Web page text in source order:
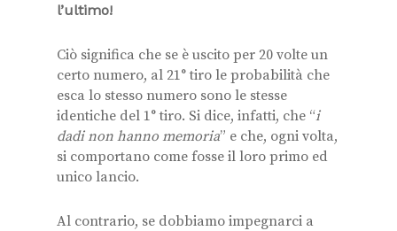
l’ultimo!
Ciò significa che se è uscito per 20 volte un
certo numero, al 21° tiro le probabilità che
esca lo stesso numero sono le stesse
identiche del 1° tiro. Si dice, infatti, che “i
dadi non hanno memoria” e che, ogni volta,
si comportano come fosse il loro primo ed
unico lancio.
Al contrario, se dobbiamo impegnarci a